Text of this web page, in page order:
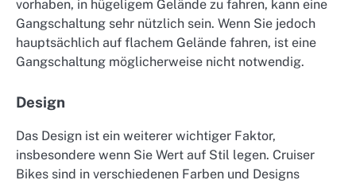
vorhaben, in hügeligem Gelände zu fahren, kann eine
Gangschaltung sehr nützlich sein. Wenn Sie jedoch
hauptsächlich auf flachem Gelände fahren, ist eine
Gangschaltung möglicherweise nicht notwendig.
Design
Das Design ist ein weiterer wichtiger Faktor,
insbesondere wenn Sie Wert auf Stil legen. Cruiser
Bikes sind in verschiedenen Farben und Designs